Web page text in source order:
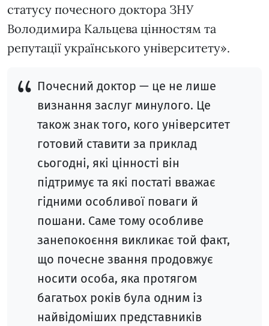
статусу почесного доктора ЗНУ
Володимира Кальцева цінностям та
репутації українського університету».
Почесний доктор — це не лише
визнання заслуг минулого. Це
також знак того, кого університет
готовий ставити за приклад
сьогодні, які цінності він
підтримує та які постаті вважає
гідними особливої поваги й
пошани. Саме тому особливе
занепокоєння викликає той факт,
що почесне звання продовжує
носити особа, яка протягом
багатьох років була одним із
найвідоміших представників